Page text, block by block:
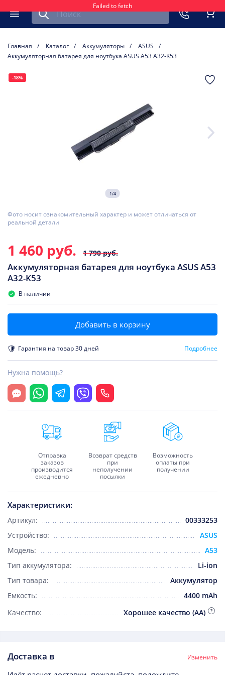
Failed to fetch
Меню
Найти запчасть для мобильного устройства
Главная Каталог Аккумуляторы
ASUS
Аккумуляторная батарея для ноутбука ASUS A53 A32-K53
-18%
1/4
Фото носит ознакомительный характер и может отличаться от
реальной детали
Характеристики:
Артикул:
00333253
Устройство:
ASUS
Модель:
A53
Тип аккумулятора:
Li-ion
Тип товара:
Аккумулятор
Емкость:
4400 mAh
Качество:
Хорошее качество (AA)
1 460 руб. 1 790 руб.
Аккумуляторная батарея для ноутбука ASUS A53
A32-K53
В наличии
Добавить в корзину
Гарантия на товар 30 дней Подробнее
Нужна помощь?
Открыть чат
WhatsappTelegramViber Позвонить
Доставка в Изменить
Отправка
заказов
производится
ежедневно
Возврат средств
при
неполучении
посылки
Возможность
оплаты при
получении